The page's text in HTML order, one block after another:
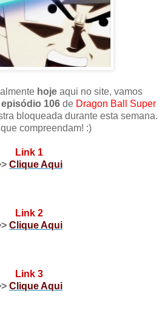
hoje aqui no site, vamos
episódio 106 de Dragon Ball Super
bloqueada durante esta semana.
compreendam! :)
Link 1
Clique Aqui
Link 2
Clique Aqui
Link 3
Clique Aqui